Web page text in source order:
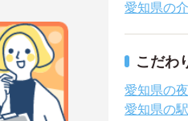
愛知県の
こだわ
愛知県の
愛知県の